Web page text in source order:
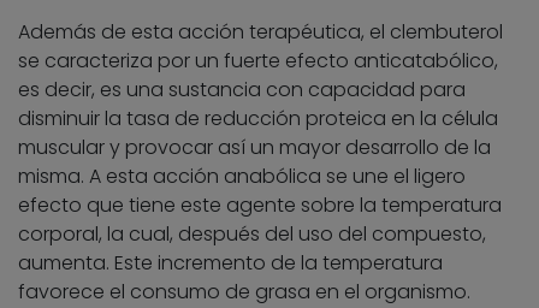
Además de esta acción terapéutica, el clembuterol
se caracteriza por un fuerte efecto anticatabólico,
es decir, es una sustancia con capacidad para
disminuir la tasa de reducción proteica en la célula
muscular y provocar así un mayor desarrollo de la
misma. A esta acción anabólica se une el ligero
efecto que tiene este agente sobre la temperatura
corporal, la cual, después del uso del compuesto,
aumenta. Este incremento de la temperatura
favorece el consumo de grasa en el organismo.